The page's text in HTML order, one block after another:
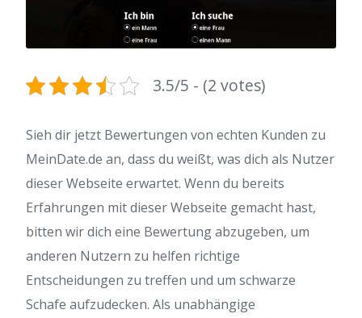
3.5/5 - (2 votes)
Sieh dir jetzt Bewertungen von echten Kunden zu
MeinDate.de an, dass du weißt, was dich als Nutzer
dieser Webseite erwartet. Wenn du bereits
Erfahrungen mit dieser Webseite gemacht hast,
bitten wir dich eine Bewertung abzugeben, um
anderen Nutzern zu helfen richtige
Entscheidungen zu treffen und um schwarze
Schafe aufzudecken. Als unabhängige